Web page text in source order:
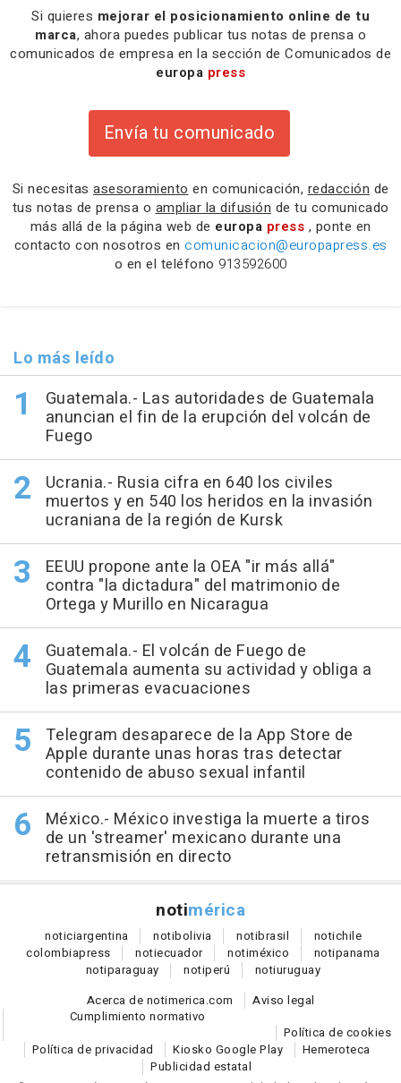
Si quieres mejorar el posicionamiento online de tu
marca, ahora puedes publicar tus notas de prensa o
comunicados de empresa en la sección de Comunicados de
europa press
Envía tu comunicado
Si necesitas asesoramiento en comunicación, redacción de
tus notas de prensa o ampliar la difusión de tu comunicado
más allá de la página web de europa press , ponte en
contacto con nosotros en comunicacion@europapress.es
o en el teléfono 913592600
Lo más leído
Guatemala.- Las autoridades de Guatemala
anuncian el fin de la erupción del volcán de
Fuego
Ucrania.- Rusia cifra en 640 los civiles
muertos y en 540 los heridos en la invasión
ucraniana de la región de Kursk
EEUU propone ante la OEA "ir más allá"
contra "la dictadura" del matrimonio de
Ortega y Murillo en Nicaragua
Guatemala.- El volcán de Fuego de
Guatemala aumenta su actividad y obliga a
las primeras evacuaciones
Telegram desaparece de la App Store de
Apple durante unas horas tras detectar
contenido de abuso sexual infantil
México.- México investiga la muerte a tiros
de un 'streamer' mexicano durante una
retransmisión en directo
notimérica
noticiargentina notibolivia notibrasil notichile
colombiapress notiecuador notiméxico notipanama
notiparaguay notiperú notiuruguay
Acerca de notimerica.com
Aviso legal
Cumplimiento normativo
Política de cookies
Política de privacidad
Kiosko Google Play
Hemeroteca
Publicidad estatal